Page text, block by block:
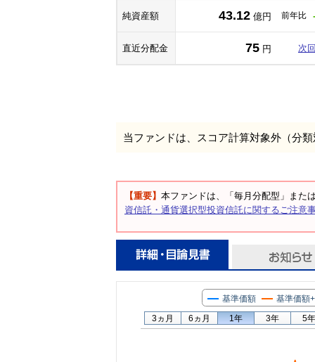
純資産額 43.12 億円 前年比
直近分配金 75 円 次
当ファンドは、スコア計算対象外（分
【重要】 本ファンドは、「毎月分配型」また
資信託・通貨選択型投資信託に関するご注意
基準価額 基準価額
3ヵ月 6ヵ月 1年 3年 5年